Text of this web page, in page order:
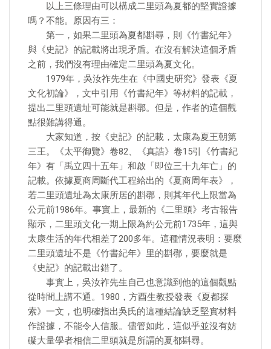
以上三條理由可以構成二里頭為夏都的堅實證據
嗎？不能。原因有三：
第一，如果二里頭為夏都斟尋，則《竹書紀年》
與《史記》的記載將出現矛盾。在沒有解決這個矛盾
之前，我們沒有理由確定二里頭為夏文化。
1979年，吳汝祚先生在《中國史研究》發表《夏
文化初論》，文中引用《竹書紀年》等材料的記載，
提出二里頭遺址可能就是斟鄩。但是，作者的這個觀
點很難講得通。
大家知道，按《史記》的記載，太康為夏王朝第
三王。《太平御覽》卷82、《真誥》卷15引《竹書紀
年》有「禹立四十五年」和啟「即位三十九年亡」的
記載。依據夏商周斷代工程給出的《夏商周年表》，
若二里頭遺址為太康所居的斟鄩，則其年代上限當為
公元前1986年。事實上，最新的《二里頭》考古報告
顯示，二里頭文化一期上限為約公元前1735年，這與
太康生活的年代相差了200多年。這種情況表明：要麼
二里頭遺址不是《竹書紀年》里的斟鄩，要麼就是
《史記》的記載出錯了。
事實上，吳汝祚先生自己也意識到他的這個觀點
從時間上講不通。1980，方酉生教授發表《夏都探
索》一文，也明確指出吳氏的這種結論缺乏堅實材料
作證據，不能令人信服。儘管如此，這似乎並沒有妨
礙大量學者相信二里頭就是所謂的夏都斟尋。